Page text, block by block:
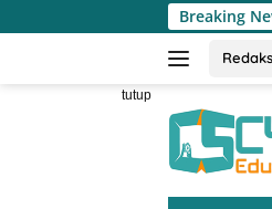
ke
Breaking
Sulut Dapil Minsel-Mitra
tutup